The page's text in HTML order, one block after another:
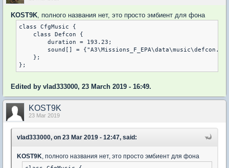
KOST9K, полного названия нет, это просто эмбиент для фона
class CfgMusic {
    class Defcon {
        duration = 193.23;
sound[] =
    };
};
Edited by vlad333000, 23 March 2019 - 16:49.
KOST9K
23 Mar 2019
vlad333000, on 23 Mar 2019 - 12:47, said:
KOST9K, полного названия нет, это просто эмбиент для фона